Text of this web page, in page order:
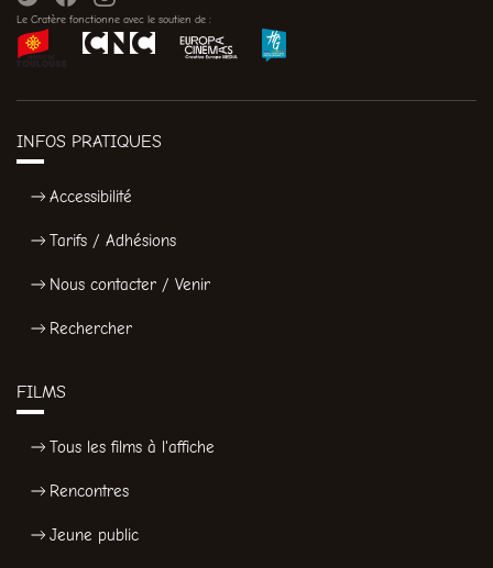
Le Cratère fonctionne avec le soutien de :
INFOS PRATIQUES
Accessibilité
Tarifs / Adhésions
Nous contacter / Venir
Rechercher
FILMS
Tous les films à l'affiche
Rencontres
Jeune public